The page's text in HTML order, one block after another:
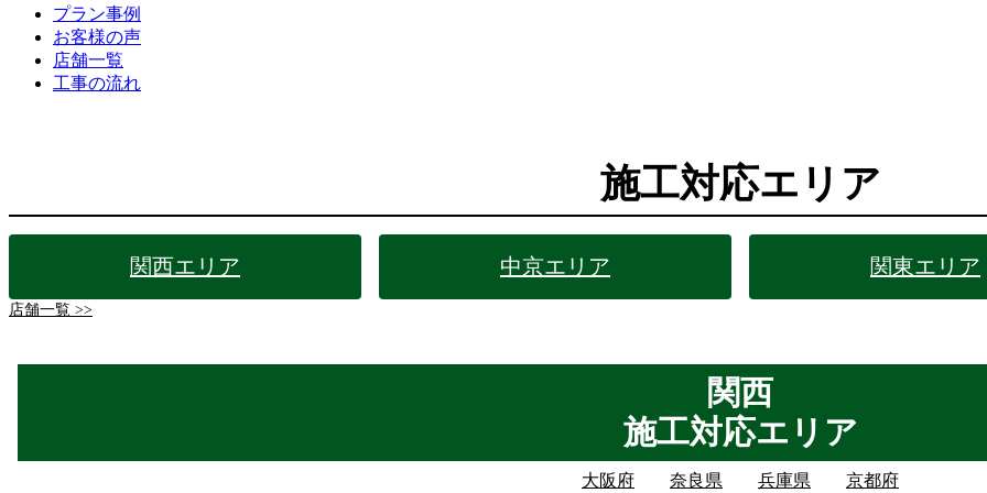
プラン事例
お客様の声
店舗一覧
工事の流れ
施工対応エリア
関西エリア 中京エリア 関東エリア
店舗一覧 >>
関西
施工対応エリア
大阪府 奈良県 兵庫県
京都府